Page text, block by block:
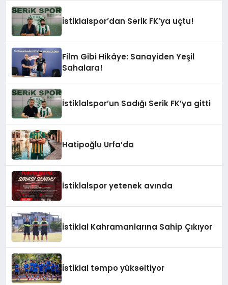
İstiklalspor’dan Serik FK’ya uçtu!
Film Gibi Hikâye: Sanayiden Yeşil
Sahalara!
İstiklalspor’un Sadığı Serik FK’ya gitti
Hatipoğlu Urfa’da
İstiklalspor yetenek avında
İstiklal Kahramanlarına Sahip Çıkıyor
İstiklal tempo yükseltiyor